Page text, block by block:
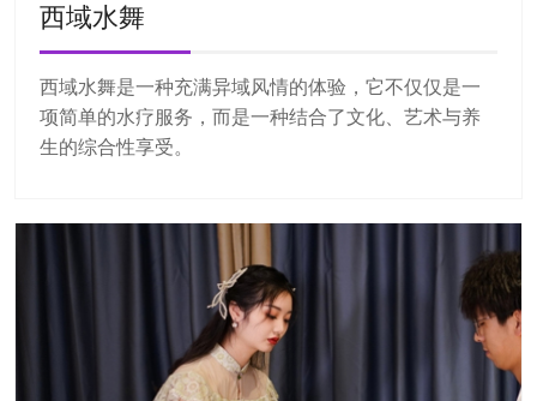
西域水舞
西域水舞是一种充满异域风情的体验，它不仅仅是一
项简单的水疗服务，而是一种结合了文化、艺术与养
生的综合性享受。